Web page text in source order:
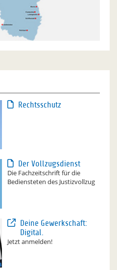
Rechtsschutz
Der Vollzugsdienst
Die Fachzeitschrift für die
Bediensteten des Justizvollzug
Deine Gewerkschaft:
Digital.
Jetzt anmelden!